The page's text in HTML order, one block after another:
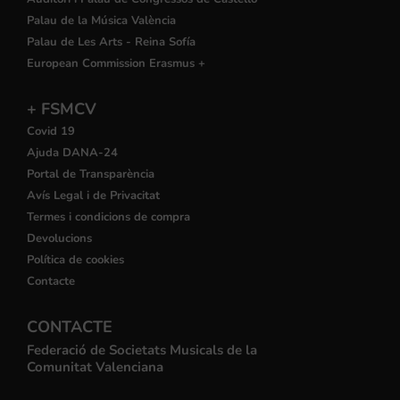
Palau de la Música València
Palau de Les Arts - Reina Sofía
European Commission Erasmus +
+ FSMCV
Covid 19
Ajuda DANA-24
Portal de Transparència
Avís Legal i de Privacitat
Termes i condicions de compra
Devolucions
Política de cookies
Contacte
CONTACTE
Federació de Societats Musicals de la
Comunitat Valenciana